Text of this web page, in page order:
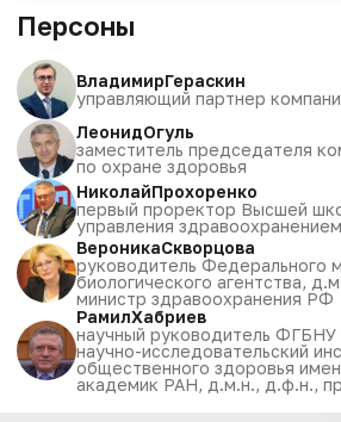
Персоны
ВладимирГераскин
управляющий партнер
ЛеонидОгуль
заместитель председателя
по охране здоровья
НиколайПрохоренко
первый проректор Высшей
управления
ВероникаСкворцова
руководитель Федерального
биологического агентства,
министр здравоохранения РФ
РамилХабриев
научный руководитель ФГБНУ
научно-исследовательский
общественного здоровья
академик РАН, д.м.н., д.ф.н.,